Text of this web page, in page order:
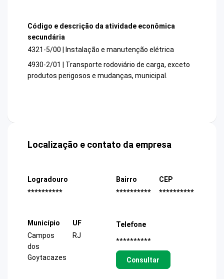
Código e descrição da atividade econômica
secundária
4321-5/00 | Instalação e manutenção elétrica
4930-2/01 | Transporte rodoviário de carga, exceto
produtos perigosos e mudanças, municipal.
Localização e contato da empresa
Logradouro
**********
Bairro
**********
CEP
**********
Município
Campos
dos
Goytacazes
UF
RJ
Telefone
**********
Consultar